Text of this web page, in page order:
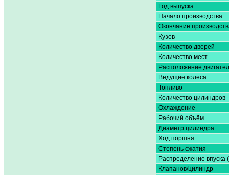
Год выпуска
Начало производства
Окончание
Кузов
Количество дверей
Количество мест
Расположение
Ведущие колеса
Топливо
Количество цилиндров
Охлаждение
Рабочий объём
Диаметр цилиндра
Ход поршня
Степень сжатия
Распределение впуска
Клапанов/цилиндр